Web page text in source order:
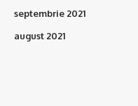
septembrie 2021
august 2021